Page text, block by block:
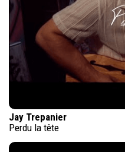
Jay Trepanier
Perdu la tête